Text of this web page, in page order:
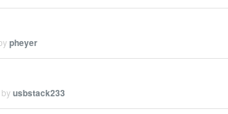
pheyer
usbstack233